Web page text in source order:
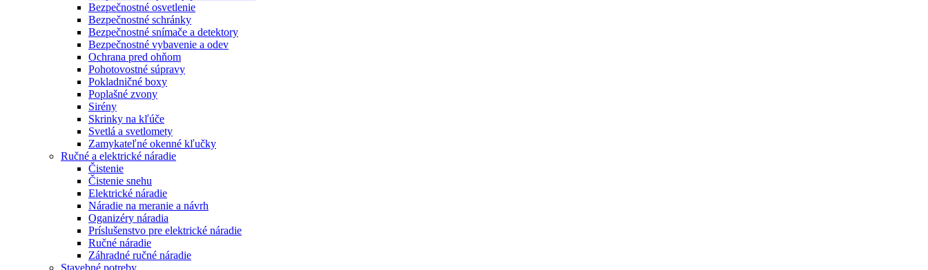
Bezpečnostné osvetlenie
Bezpečnostné schránky
Bezpečnostné snímače a detektory
Bezpečnostné vybavenie a odev
Ochrana pred ohňom
Pohotovostné súpravy
Pokladničné boxy
Poplašné zvony
Sirény
Skrinky na kľúče
Svetlá a svetlomety
Zamykateľné okenné kľučky
Ručné a elektrické náradie
Čistenie
Čistenie snehu
Elektrické náradie
Náradie na meranie a návrh
Oganizéry náradia
Príslušenstvo pre elektrické náradie
Ručné náradie
Záhradné ručné náradie
Stavebné potreby